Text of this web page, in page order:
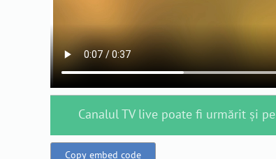
Canalul TV live poate fi urmărit și pe
Copy embed code